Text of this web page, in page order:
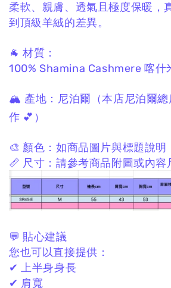
柔軟、親膚、透氣且極度保暖，
到頂級羊絨的差異。
🐐 材質：
100% Shamina Cashmere喀什
🏔 產地： 尼泊爾 （本店尼泊爾
作 💕）
🎨 顏色： 如商品圖片與標題說明
📏 尺寸： 請參考商品附圖或內容
💬 貼心建議
您也可以直接提供：
✔ 上半身身長
✔ 肩寬